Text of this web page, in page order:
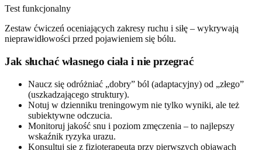
Test funkcjonalny
Zestaw ćwiczeń oceniających zakresy ruchu i siłę – wykrywają
nieprawidłowości przed pojawieniem się bólu.
Jak słuchać własnego ciała i nie przegrać
Naucz się odróżniać „dobry” ból (adaptacyjny) od „złego”
(uszkadzającego struktury).
Notuj w dzienniku treningowym nie tylko wyniki, ale też
subiektywne odczucia.
Monitoruj jakość snu i poziom zmęczenia – to najlepszy
wskaźnik ryzyka urazu.
Konsultuj się z fizjoterapeutą przy pierwszych objawach